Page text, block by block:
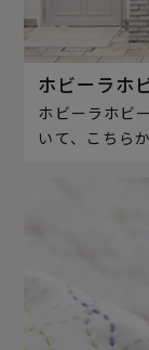
ホビーラホ
ホビーラホビ
いて、こちら